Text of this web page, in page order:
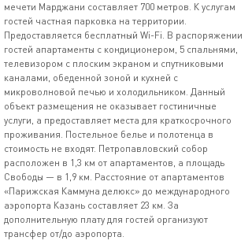
мечети Марджани составляет 700 метров. К услугам
гостей частная парковка на территории.
Предоставляется бесплатный Wi-Fi. В распоряжении
гостей апартаменты с кондиционером, 5 спальнями,
телевизором с плоским экраном и спутниковыми
каналами, обеденной зоной и кухней с
микроволновой печью и холодильником. Данный
объект размещения не оказывает гостиничные
услуги, а предоставляет места для краткосрочного
проживания. Постельное белье и полотенца в
стоимость не входят. Петропавловский собор
расположен в 1,3 км от апартаментов, а площадь
Свободы — в 1,9 км. Расстояние от апартаментов
«Парижская Каммуна делюкс» до международного
аэропорта Казань составляет 23 км. За
дополнительную плату для гостей организуют
трансфер от/до аэропорта.